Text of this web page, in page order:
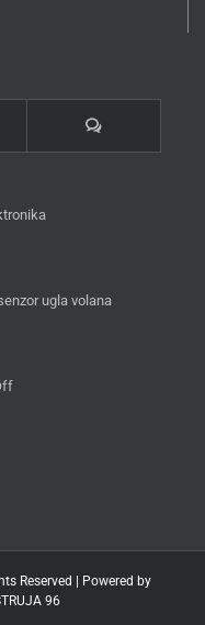
Komentari
ugla volana
Reserved | Powered by
96